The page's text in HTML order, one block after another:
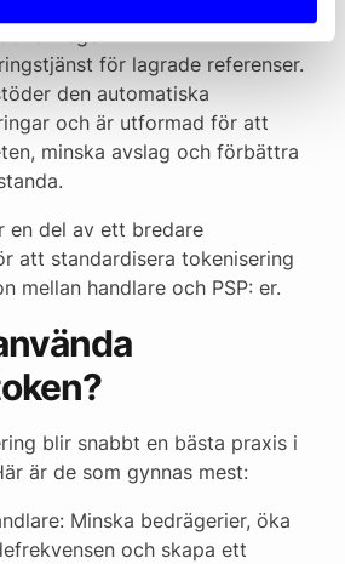
sin egen
för lagrade referenser.
den automatiska
och är utformad för att
minska avslag och förbättra
en del av ett bredare
att standardisera tokenisering
mellan handlare och PSP: er.
blir snabbt en bästa praxis i
är de som gynnas mest:
Minska bedrägerier, öka
och skapa ett